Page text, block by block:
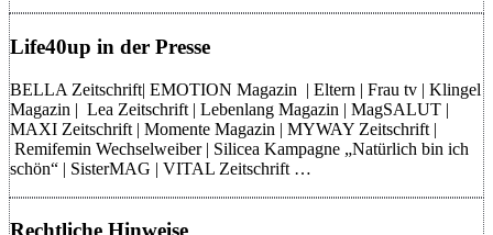
Life40up in der Presse
BELLA Zeitschrift| EMOTION Magazin | Eltern | Frau tv | Klingel
Magazin | Lea Zeitschrift | Lebenlang Magazin | MagSALUT |
MAXI Zeitschrift | Momente Magazin | MYWAY Zeitschrift |
Remifemin Wechselweiber | Silicea Kampagne „Natürlich bin ich
schön“ | SisterMAG | VITAL Zeitschrift …